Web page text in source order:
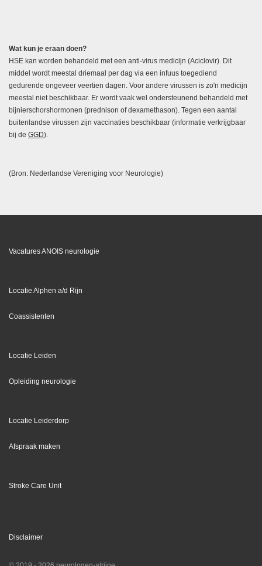
Wat kun je eraan doen?
HSE kan worden behandeld met een anti-virus medicijn (Aciclovir). Dit
middel wordt meestal driemaal per dag via een infuus toegediend
gedurende ongeveer veertien dagen. Voor andere virussen is zo'n medicijn
meestal niet beschikbaar. Er wordt vaak wel ondersteunend behandeld met
bijnierschorshormonen (prednison of dexamethason). Tegen een aantal
buitenlandse virussen zijn vaccinaties beschikbaar (informatie verkrijgbaar
bij de GGD).
(Bron: Nederlandse Vereniging voor Neurologie)
Vacatures ANOIS neurologie
Locatie Alphen a/d Rijn
Coassistenten
Locatie Leiden
Opleiding neurologie
Locatie Leiderdorp
Afspraak maken
Stroke Care Unit
Disclaimer